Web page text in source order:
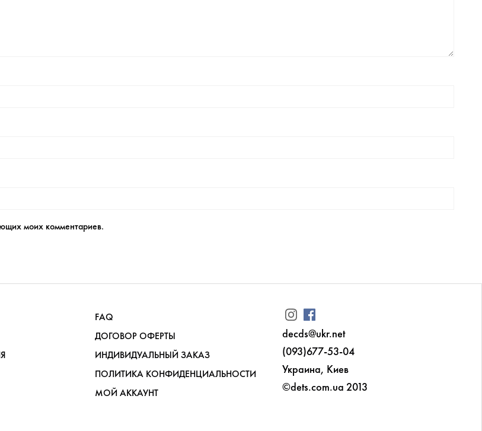
моих комментариев.
FAQ
ДОГОВОР ОФЕРТЫ
ИНДИВИДУАЛЬНЫЙ ЗАКАЗ
ПОЛИТИКА КОНФИДЕНЦИАЛЬНОСТИ
МОЙ АККАУНТ
decds@ukr.net
(093)677-53-04
Украина, Киев
©dets.com.ua 2013